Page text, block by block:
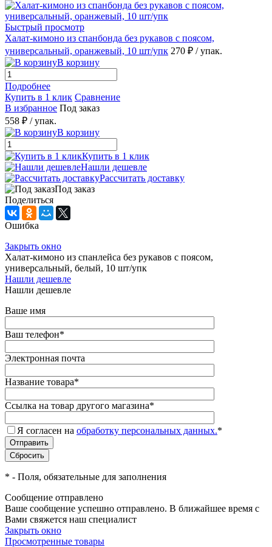
Быстрый просмотр
Халат-кимоно из спанбонда без рукавов с поясом,
универсальный, оранжевый, 10 шт/упк 270 ₽ / упак.
В корзину
Подробнее
Купить в 1 клик Сравнение
В избранное Под заказ
558 ₽ / упак.
В корзину
Купить в 1 клик
Нашли дешевле
Рассчитать доставку
Под заказ
Поделиться
Ошибка
Закрыть окно
Халат-кимоно из спанлейса без рукавов с поясом,
универсальный, белый, 10 шт/упк
Нашли дешевле
Нашли дешевле
Ваше имя
Ваш телефон*
Электронная почта
Название товара*
Ссылка на товар другого магазина*
Я согласен на обработку персональных данных.*
* - Поля, обязательные для заполнения
Сообщение отправлено
Ваше сообщение успешно отправлено. В ближайшее время с
Вами свяжется наш специалист
Закрыть окно
Просмотренные товары